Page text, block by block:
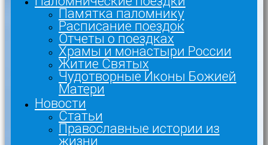
Памятка паломнику
Расписание поездок
Отчеты о поездках
Храмы и монастыри России
Житие Святых
Чудотворные Иконы Божией
Матери
Новости
Статьи
Православные истории из
жизни